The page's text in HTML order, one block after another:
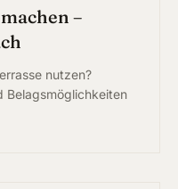
–
nutzen?
Belagsmöglichkeiten